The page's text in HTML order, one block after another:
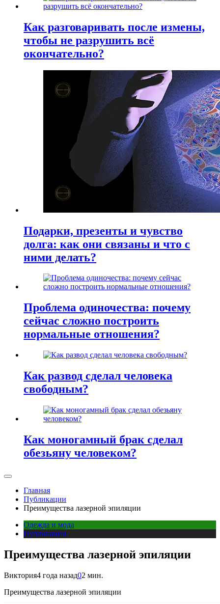
Как разговаривать после измены,
чтобы не разрушить всё
окончательно?
Подарки, презенты и чувство
долга: как они связаны и что с
ними делать?
Проблема одиночества: почему
сейчас сложно построить
нормальные отношения?
Как развод сделал человека
свободным?
Как моногамный брак сделал
обезьяну человеком?
Главная
Публикации
Преимущества лазерной эпиляции
Одежда и мода
Публикации
Преимущества лазерной эпиляции
Виктория4 года назад02 мин.
Преимущества лазерной эпиляции